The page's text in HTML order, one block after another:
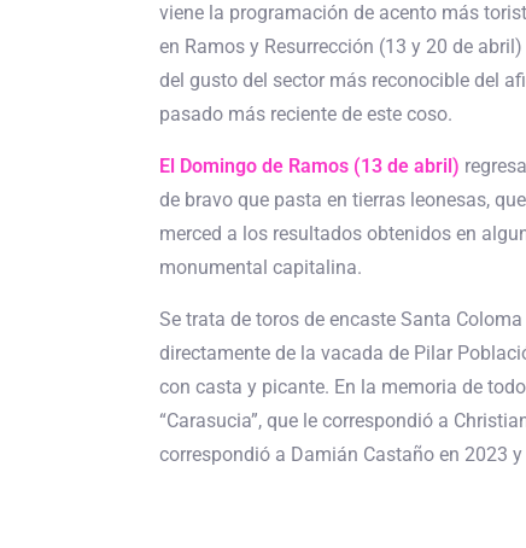
viene la programación de acento más
en Ramos y Resurrección (13 y 20 de
del gusto del sector más reconocible del
pasado más reciente de este coso.
El Domingo de Ramos (13 de abril)
de bravo que pasta en tierras leonesas,
merced a los resultados obtenidos en
monumental capitalina.
Se trata de toros de encaste Santa
directamente de la vacada de Pilar
con casta y picante. En la memoria de
“Carasucia”, que le correspondió a
correspondió a Damián Castaño en 2023